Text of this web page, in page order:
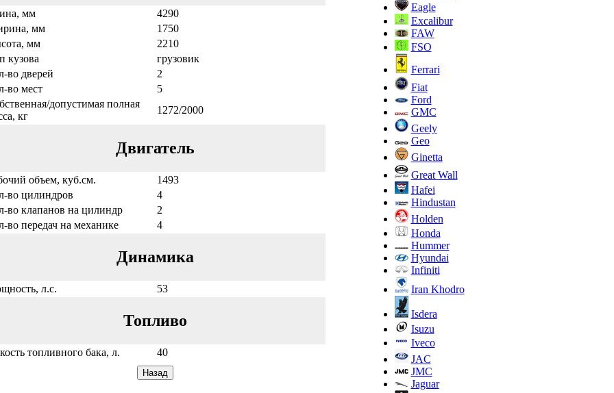
мм
4290
мм
1750
мм
2210
кузова
грузовик
во дверей
2
во мест
5
допустимая полная
кг
1272/2000
Двигатель
объем, куб.см.
1493
во цилиндров
4
во клапанов на цилиндр
2
во передач на механике
4
Динамика
л.с. 53
Топливо
топливного бака, л. 40
Eagle
Excalibur
FAW
FSO
Ferrari
Fiat
Ford
GMC
Geely
Geo
Ginetta
Great Wall
Hafei
Hindustan
Holden
Honda
Hummer
Hyundai
Infiniti
Iran Khodro
Isdera
Isuzu
Iveco
JAC
JMC
Jaguar